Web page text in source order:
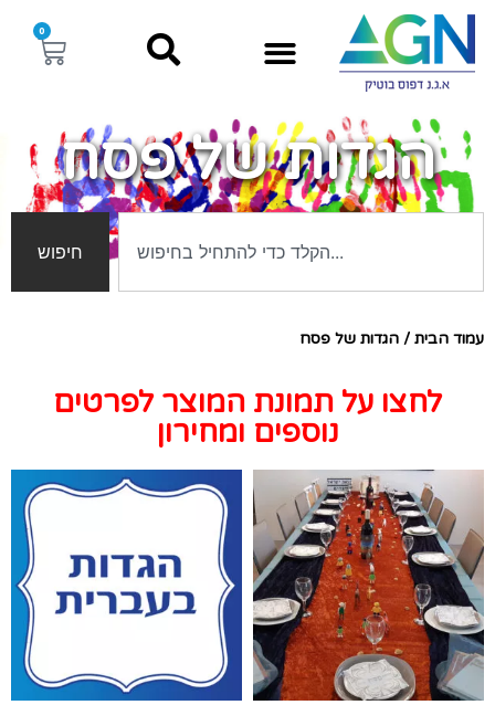
0
הגדות של פסח
חיפוש
עמוד הבית / הגדות של פסח
לחצו על תמונת המוצר לפרטים
נוספים ומחירון